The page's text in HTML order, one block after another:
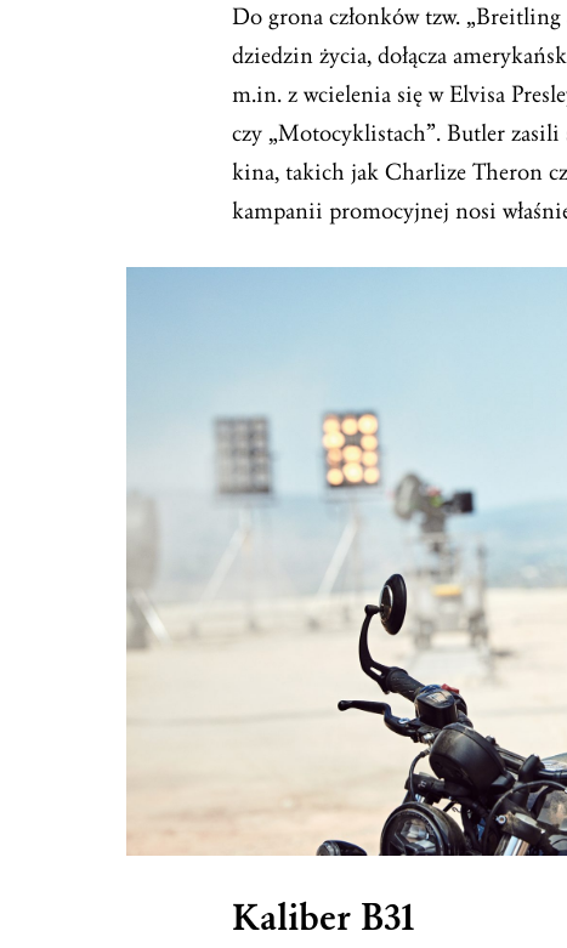
Do grona członków tzw.
dziedzin życia, dołącza
m.in. z wcielenia się w Elvisa
czy „Motocyklistach”. Butler
kina, takich jak Charlize Theron
kampanii promocyjnej nosi
KaliberB31